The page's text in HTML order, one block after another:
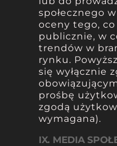
społecznego
oceny tego,
publicznie, w
trendów w
rynku.
się wyłącznie
prośbę
zgodą
wymagana).
IX. MEDIA